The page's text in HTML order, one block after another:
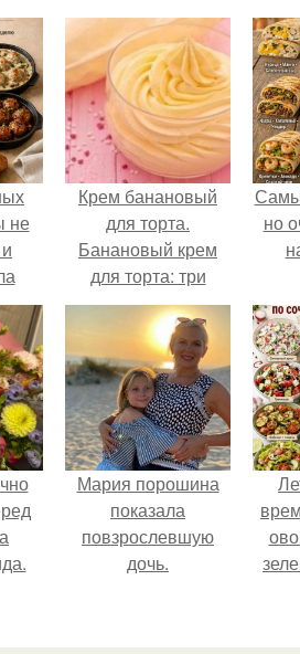
не
Крем банановый
для торта.
Банановый крем
для торта: три
рецепта как
приготовить.
но
Мария порошина
показала
повзрослевшую
дочь.